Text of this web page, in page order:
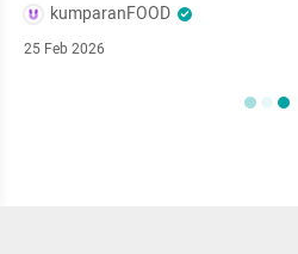
kumparanFOOD
25 Feb 2026